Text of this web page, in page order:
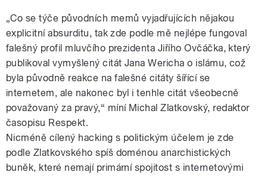
„Co se týče původních memů vyjadřujících nějakou
explicitní absurditu, tak zde podle mě nejlépe fungoval
falešný profil mluvčího prezidenta Jiřího Ovčáčka, který
publikoval vymyšlený citát Jana Wericha o islámu, což
byla původně reakce na falešné citáty šířící se
internetem, ale nakonec byl i tenhle citát všeobecně
považovaný za pravý,“ míní Michal Zlatkovský, redaktor
časopisu Respekt.
Nicméně cílený hacking s politickým účelem je zde
podle Zlatkovského spíš doménou anarchistických
buněk, které nemají primární spojitost s internetovými